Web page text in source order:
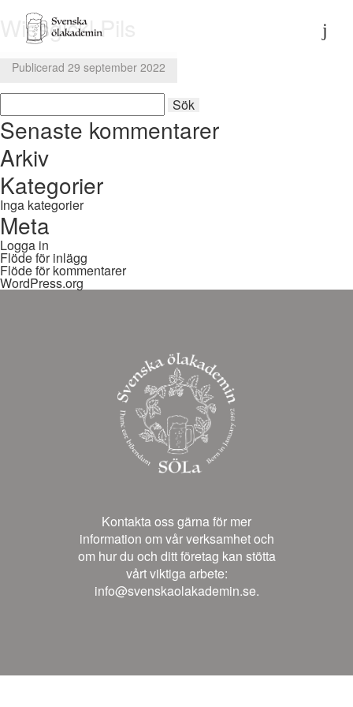
Wiesgickl Pils
Publicerad 29 september 2022
Sök Sök
Senaste kommentarer
Arkiv
Kategorier
Inga kategorier
Meta
Logga in
Flöde för inlägg
Flöde för kommentarer
WordPress.org
Kontakta oss gärna för mer
information om vår verksamhet och
om hur du och ditt företag kan stötta
vårt viktiga arbete:
info@svenskaolakademin.se.